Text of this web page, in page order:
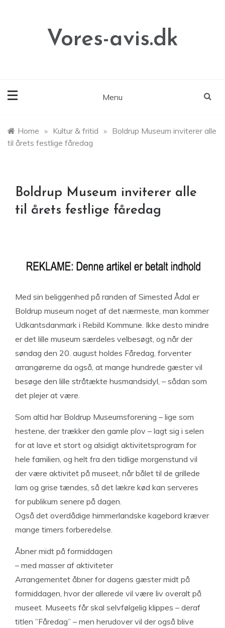
Vores-avis.dk
Menu
Home » Kultur & fritid » Boldrup Museum inviterer alle
til årets festlige fåredag
Boldrup Museum inviterer alle
til årets festlige fåredag
Med sin beliggenhed på randen af Simested Ådal er
Boldrup museum noget af det nærmeste, man kommer
Udkantsdanmark i Rebild Kommune. Ikke desto mindre
er det lille museum særdeles velbesøgt, og når der
søndag den 20. august holdes Fåredag, forventer
arrangørerne da også, at mange hundrede gæster vil
besøge den lille stråtækte husmandsidyl, – sådan som
det plejer at være.
Som altid har Boldrup Museumsforening – lige som
hestene, der trækker den gamle plov – lagt sig i selen
for at lave et stort og alsidigt aktivitetsprogram for
hele familien, og helt fra den tidlige morgenstund vil
der være aktivitet på museet, når bålet til de grillede
lam og grise tændes, så det lækre kød kan serveres
for publikum senere på dagen.
Også det overdådige himmerlandske kagebord kræver
mange timers forberedelse.
Åbner midt på formiddagen
– med masser af aktiviteter
Arrangementet åbner for dagens gæster midt på
formiddagen, hvor der allerede vil være liv overalt på
museet. Museets får skal selvfølgelig klippes – deraf
titlen ”Fåredag” – men herudover vil der også blive